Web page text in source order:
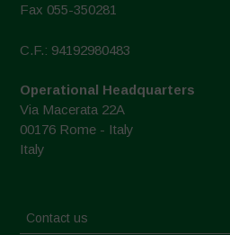
Fax 055-350281
C.F.: 94192980483
Operational Headquarters
Via Macerata 22A
00176 Rome - Italy
Italy
Contact us